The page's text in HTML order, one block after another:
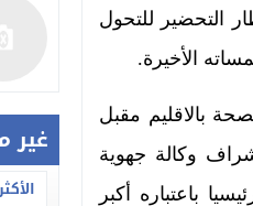
التحضير للتحول
الأخيرة.
بالاقليم مقبل
وكالة جهوية
باعتباره أكبر
غير